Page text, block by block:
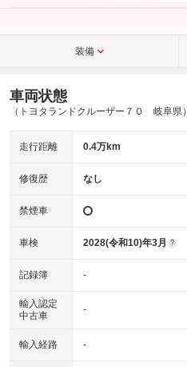
こちら
装備
車両状態
（トヨタランドクルーザー７０ 岐阜県）
走行距離 0.4万km
修復歴 なし
禁煙車
車検 2028(令和10)年3月 ?
記録簿 -
輸入認定
中古車
-
輸入経路 -